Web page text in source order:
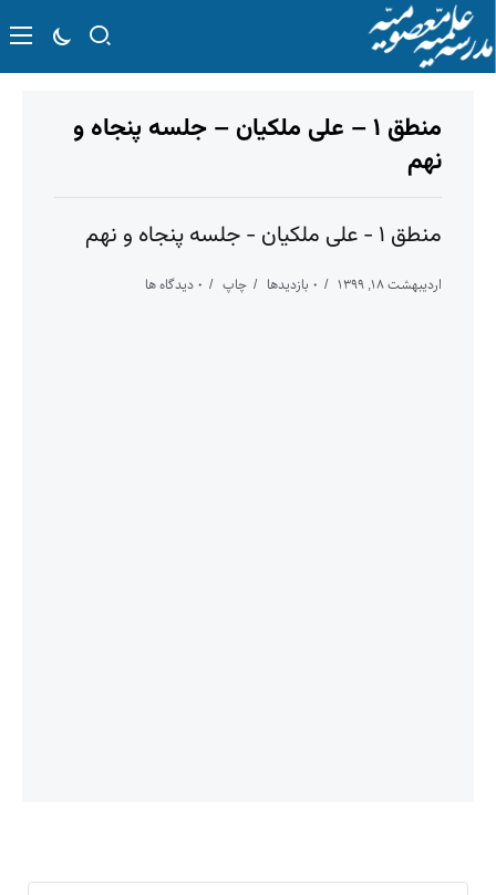
منطق ۱ – علی ملکیان – جلسه پنجاه و
نهم
منطق ۱ - علی ملکیان - جلسه پنجاه و نهم
اردیبهشت ۱۸, ۱۳۹۹ ۰ بازدیدها چاپ ۰ دیدگاه ها